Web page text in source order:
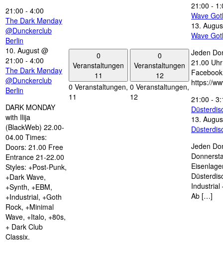
21:00 - 4:00
The Dark Mønday
@Dunckerclub
Berlin
10. August @
21:00 - 4:00
The Dark Mønday
@Dunckerclub
Berlin
DARK MONDAY
with Ilija
(BlackWeb) 22.00-
04.00 Times:
Doors: 21.00 Free
Entrance 21-22.00
Styles: +Post-Punk,
+Dark Wave,
+Synth, +EBM,
+Industrial, +Goth
Rock, +Minimal
Wave, +Italo, +80s,
+ Dark Club
Classix.
0
Veranstaltungen
11
0 Veranstaltungen,
11
0
Veranstaltungen
12
0 Veranstaltungen,
12
21:00 -
Wave
13.
Wave
Jeden
21.00
https://
21:00 -
13.
Jeden
Industrial
Ab […]